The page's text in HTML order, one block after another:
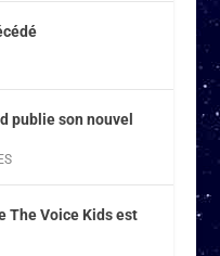
publie son nouvel
The Voice Kids est